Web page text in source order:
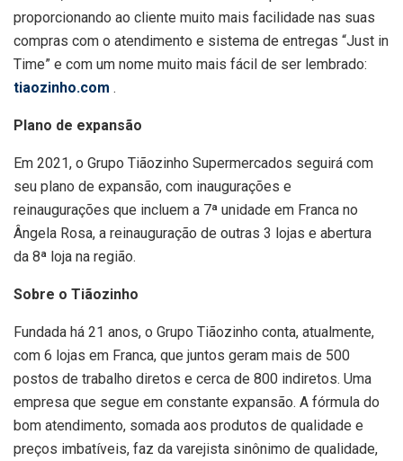
proporcionando ao cliente muito mais facilidade nas suas
compras com o atendimento e sistema de entregas “Just in
Time” e com um nome muito mais fácil de ser lembrado:
tiaozinho.com .
Plano de expansão
Em 2021, o Grupo Tiãozinho Supermercados seguirá com
seu plano de expansão, com inaugurações e
reinaugurações que incluem a 7ª unidade em Franca no
Ângela Rosa, a reinauguração de outras 3 lojas e abertura
da 8ª loja na região.
Sobre o Tiãozinho
Fundada há 21 anos, o Grupo Tiãozinho conta, atualmente,
com 6 lojas em Franca, que juntos geram mais de 500
postos de trabalho diretos e cerca de 800 indiretos. Uma
empresa que segue em constante expansão. A fórmula do
bom atendimento, somada aos produtos de qualidade e
preços imbatíveis, faz da varejista sinônimo de qualidade,